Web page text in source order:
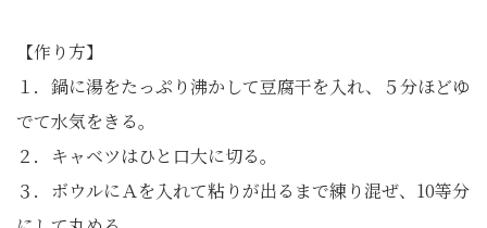
【作り方】
１．鍋に湯をたっぷり沸かして豆腐干を入れ、５分ほどゆ
でて水気をきる。
２．キャベツはひと口大に切る。
３．ボウルにＡを入れて粘りが出るまで練り混ぜ、10等分